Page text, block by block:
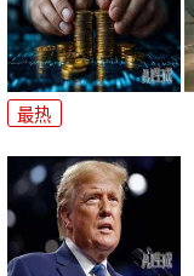
最热